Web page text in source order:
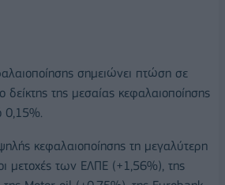
σημειώνει πτώση σε
της μεσαίας κεφαλαιοποίησης
0,15%.
κεφαλαιοποίησης τη μεγαλύτερη
μετοχές των ΕΛΠΕ (+1,56%), της